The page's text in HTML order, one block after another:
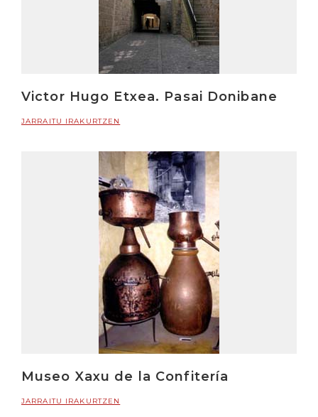
Victor Hugo Etxea. Pasai Donibane
JARRAITU IRAKURTZEN
Museo Xaxu de la Confitería
JARRAITU IRAKURTZEN